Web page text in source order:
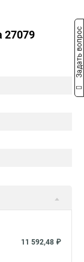
27079
11 592,48 ₽
Задать вопрос